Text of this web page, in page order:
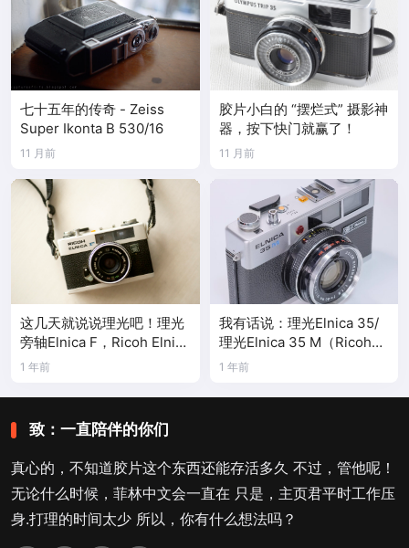
七十五年的传奇 - Zeiss
Super Ikonta B 530/16
11 月前
胶片小白的 “摆烂式” 摄影神
器，按下快门就赢了！
11 月前
这几天就说说理光吧！理光
旁轴Elnica F，Ricoh Elnica
F1 年前
我有话说：理光Elnica 35/
理光Elnica 35 M（Ricoh
Elnica 35/35M）
1 年前
致：一直陪伴的你们
真心的，不知道胶片这个东西还能存活多久 不过，管他呢！
无论什么时候，菲林中文会一直在 只是，主页君平时工作压
身.打理的时间太少 所以，你有什么想法吗？